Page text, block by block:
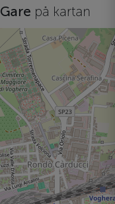
på kartan